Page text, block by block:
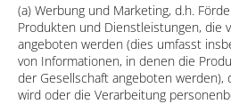
(a) Werbung und Marketing, d.h.
Produkten und Dienstleistungen, die
angeboten werden (dies umfasst
von Informationen, in denen die
der Gesellschaft angeboten werden),
wird oder die Verarbeitung